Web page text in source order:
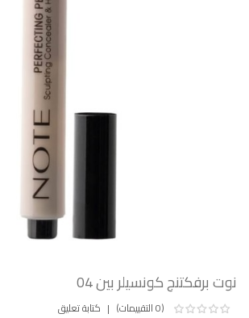
نوت برفكتنج كونسيلر بين 04
(0 التقييمات) كتابة تعليق